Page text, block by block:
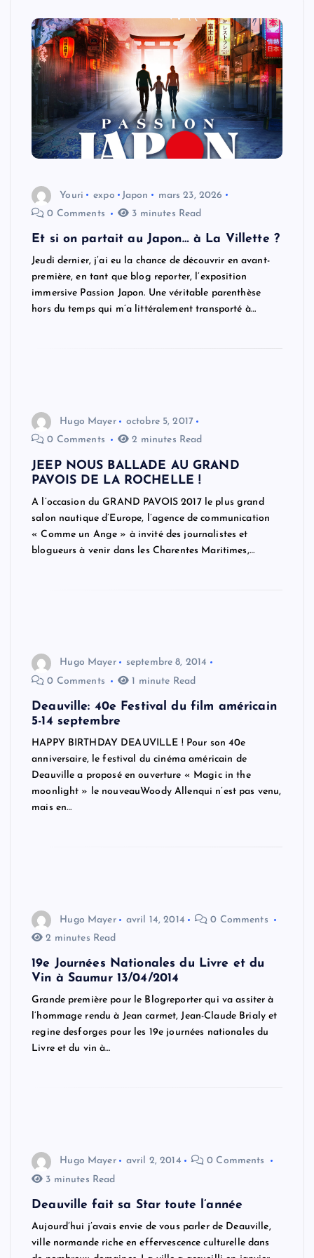
Youri expo Japon
mars 23, 2026
0 Comments
3 minutes Read
Et si on partait au Japon… à La Villette ?
Jeudi dernier, j’ai eu la chance de découvrir en avant-
première, en tant que blog reporter, l’exposition
immersive Passion Japon. Une véritable parenthèse
hors du temps qui m’a littéralement transporté à…
Hugo Mayer
octobre 5, 2017
0 Comments
2 minutes Read
JEEP NOUS BALLADE AU GRAND
PAVOIS DE LA ROCHELLE !
A l’occasion du GRAND PAVOIS 2017 le plus grand
salon nautique d’Europe, l’agence de communication
« Comme un Ange » à invité des journalistes et
blogueurs à venir dans les Charentes Maritimes,…
Hugo Mayer
septembre 8, 2014
0 Comments
1 minute Read
Deauville: 40e Festival du film américain
5-14 septembre
HAPPY BIRTHDAY DEAUVILLE ! Pour son 40e
anniversaire, le festival du cinéma américain de
Deauville a proposé en ouverture « Magic in the
moonlight » le nouveauWoody Allenqui n’est pas venu,
mais en…
Hugo Mayer avril 14, 2014
0 Comments
2 minutes Read
19e Journées Nationales du Livre et du
Vin à Saumur 13/04/2014
Grande première pour le Blogreporter qui va assiter à
l’hommage rendu à Jean carmet, Jean-Claude Brialy et
regine desforges pour les 19e journées nationales du
Livre et du vin à…
Hugo Mayer avril 2, 2014
0 Comments
3 minutes Read
Deauville fait sa Star toute l’année
Aujourd’hui j’avais envie de vous parler de Deauville,
ville normande riche en effervescence culturelle dans